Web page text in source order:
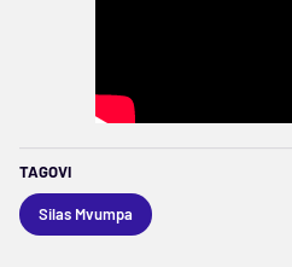
TAGOVI
Silas Mvumpa